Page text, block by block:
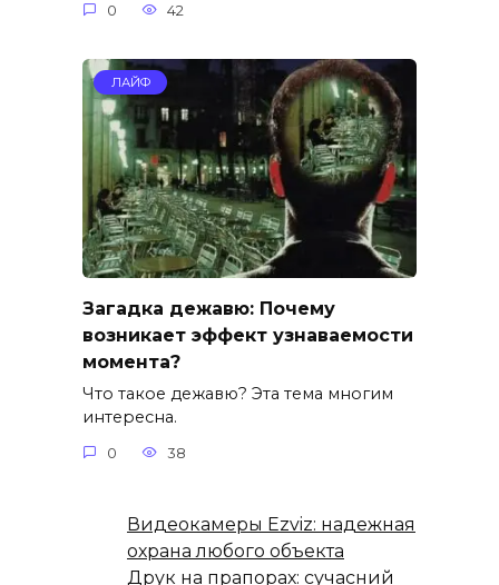
0 42
ЛАЙФ
Загадка дежавю: Почему
возникает эффект узнаваемости
момента?
Что такое дежавю? Эта тема многим
интересна.
0 38
Видеокамеры Ezviz: надежная
охрана любого объекта
Друк на прапорах: сучасний